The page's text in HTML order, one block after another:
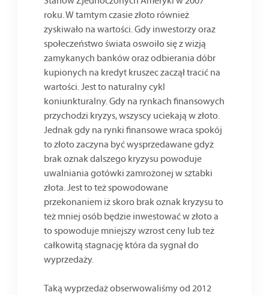
roku. W tamtym czasie złoto również
zyskiwało na wartości. Gdy inwestorzy oraz
społeczeństwo świata oswoiło się z wizją
zamykanych banków oraz odbierania dóbr
kupionych na kredyt kruszec zaczął tracić na
wartości. Jest to naturalny cykl
koniunkturalny. Gdy na rynkach finansowych
przychodzi kryzys, wszyscy uciekają w złoto.
Jednak gdy na rynki finansowe wraca spokój
to złoto zaczyna być wysprzedawane gdyż
brak oznak dalszego kryzysu powoduje
uwalniania gotówki zamrożonej w sztabki
złota. Jest to też spowodowane
przekonaniem iż skoro brak oznak kryzysu to
też mniej osób będzie inwestować w złoto a
to spowoduje mniejszy wzrost ceny lub też
całkowitą stagnację która da sygnał do
wyprzedaży.
Taką wyprzedaż obserwowaliśmy od 2012